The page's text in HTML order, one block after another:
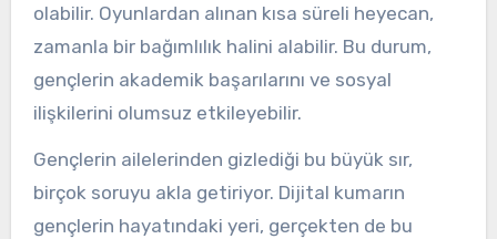
olabilir. Oyunlardan alınan kısa süreli heyecan,
zamanla bir bağımlılık halini alabilir. Bu durum,
gençlerin akademik başarılarını ve sosyal
ilişkilerini olumsuz etkileyebilir.
Gençlerin ailelerinden gizlediği bu büyük sır,
birçok soruyu akla getiriyor. Dijital kumarın
gençlerin hayatındaki yeri, gerçekten de bu